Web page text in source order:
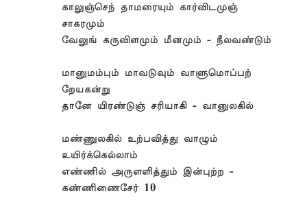
காலுஞ்செந் தாமரையும் கார்விடமுஞ்
சாகரமும்
வேலுங் கருவிளமும் மீனமும் - நீலவண்டும்
மானுமம்பும் மாவடுவும் வாளுமொப்பற்
றேயகன்று
தானே யிரண்டுஞ் சரியாகி - வானுலகில்
மண்ணுலகில் உற்பவித்து வாழும்
உயிர்க்கெல்லாம்
எண்ணில் அருளளித்தும் இன்புற்ற -
கண்ணிணைசேர் 10